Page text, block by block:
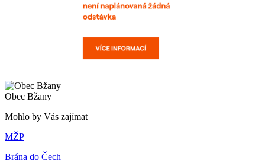
Obec Bžany
Mohlo by Vás zajímat
MŽP
Brána do Čech